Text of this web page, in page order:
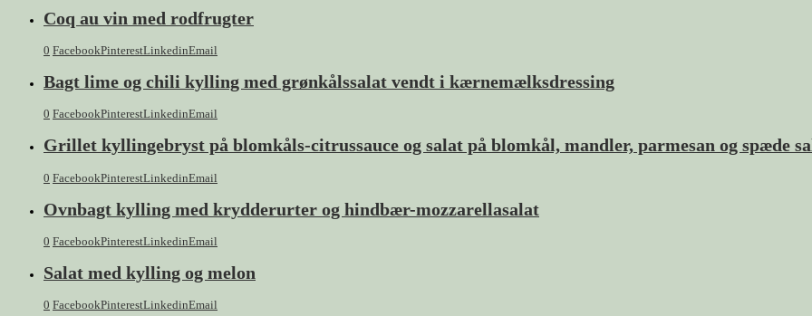
Coq au vin med rodfrugter
0 FacebookPinterestLinkedinEmail
Bagt lime og chili kylling med grønkålssalat vendt i kærnemælksdressing
0 FacebookPinterestLinkedinEmail
Grillet kyllingebryst på blomkåls-citrussauce og salat på blomkål, mandler, parmesan og spæde
0 FacebookPinterestLinkedinEmail
Ovnbagt kylling med krydderurter og hindbær-mozzarellasalat
0 FacebookPinterestLinkedinEmail
Salat med kylling og melon
0 FacebookPinterestLinkedinEmail